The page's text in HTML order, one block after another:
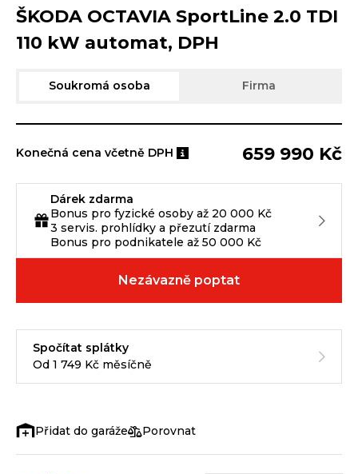
ŠKODA OCTAVIA SportLine 2.0 TDI
110 kW automat, DPH
Soukromá osoba Firma
Konečná cena včetně DPH 659 990 Kč
Dárek zdarma
Bonus pro fyzické osoby až 20 000 Kč
3 servis. prohlídky a přezutí zdarma
Bonus pro podnikatele až 50 000 Kč
Nezávazně poptat
Spočítat splátky
Od 1 749 Kč měsíčně
Porovnat